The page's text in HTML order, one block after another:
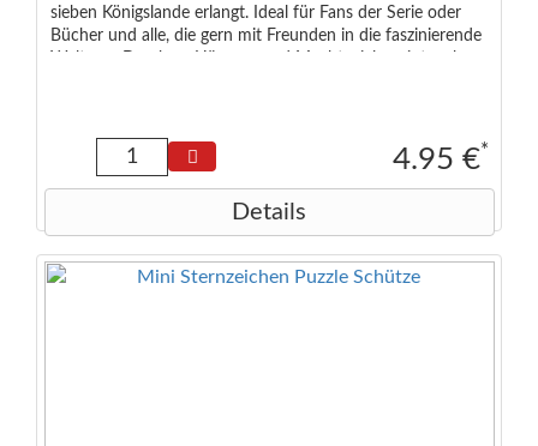
sieben Königslande erlangt. Ideal für Fans der Serie oder
Bücher und alle, die gern mit Freunden in die faszinierende
4.95 €*
Details